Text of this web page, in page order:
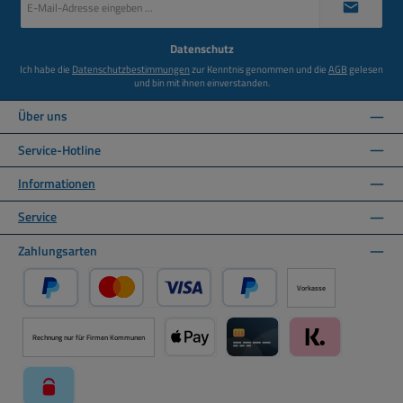
Mail-
Datenschutz
Ich habe die Datenschutzbestimmungenzur Kenntnis genommen und dieAGBgelesen
und bin mit ihnen einverstanden.
Über uns
Service-Hotline
Informationen
Service
Zahlungsarten
PayPal Kredit- oder Debitkarte über PayPal
Später Bezahlen über PayPal
Vorkasse
Rechnung nur für Firmen Kommunen